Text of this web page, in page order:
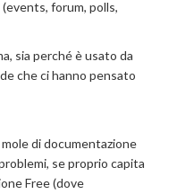
forum, polls,
sia perché è usato da
che ci hanno pensato
di documentazione
se proprio capita
Free (dove